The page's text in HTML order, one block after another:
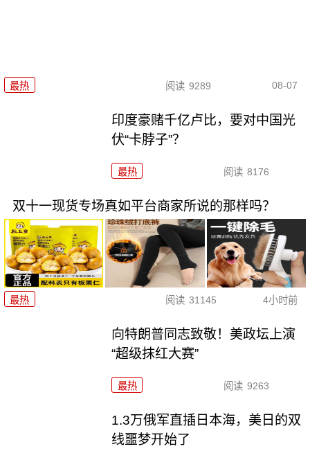
最热 阅读 9289 08-07
印度豪赌千亿卢比，要对中国光
伏“卡脖子”？
最热 阅读 8176
双十一现货专场真如平台商家所说的那样吗？
最热 阅读 31145 4小时前
向特朗普同志致敬！美政坛上演
“超级抹红大赛”
最热 阅读 9263
1.3万俄军直插日本海，美日的双
线噩梦开始了